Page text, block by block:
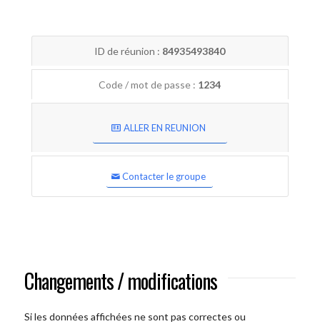
ID de réunion : 84935493840
Code / mot de passe : 1234
ALLER EN REUNION
Contacter le groupe
Changements / modifications
Si les données affichées ne sont pas correctes ou